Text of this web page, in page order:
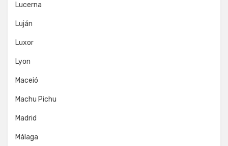
Lucerna
Luján
Luxor
Lyon
Maceió
Machu Pichu
Madrid
Málaga